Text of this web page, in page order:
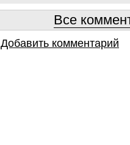
Все
Добавить комментарий